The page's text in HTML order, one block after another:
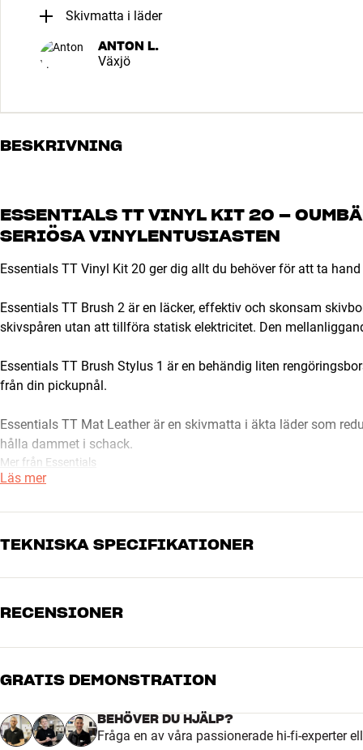
Skivmatta i läder
ANTON L.
Växjö
BESKRIVNING
ESSENTIALS TT VINYL KIT 20 –
SERIÖSA VINYLENTUSIASTEN
Essentials TT Vinyl Kit 20 ger dig allt du behöver för att ta
Essentials TT Brush 2 är en läcker, effektiv och skonsam
skivspåren utan att tillföra statisk elektricitet. Den
Essentials TT Brush Stylus 1 är en behändig liten
från din pickupnål.
Essentials TT Mat Leather är en skivmatta i äkta läder som
hålla dammet i schack.
Mer från Essentials
Läs mer
TEKNISKA SPECIFIKATIONER
DIMENSIONER OCH DESIGN
Vikt (kg)
0,4
Mått (förpackning)
12,4 x 35 x 6,8 cm (bredd x
GENERELLA EGENSKAPER
RECENSIONER
5
4
3
GRATIS DEMONSTRATION
BEHÖVER DU HJÄLP?
Fråga en av våra passionerade hi-fi-experter